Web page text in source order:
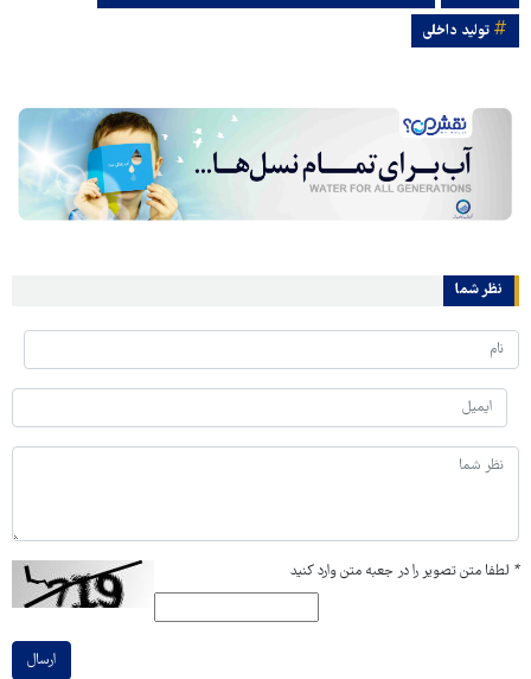
تولید داخلی
نظر شما
* لطفا متن تصویر را در جعبه متن وارد کنید
ارسال